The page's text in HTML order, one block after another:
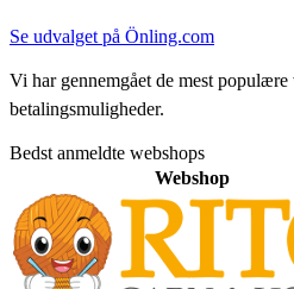
Se udvalget på Önling.com
Vi har gennemgået de mest
betalingsmuligheder.
Bedst anmeldte webshops
Webshop